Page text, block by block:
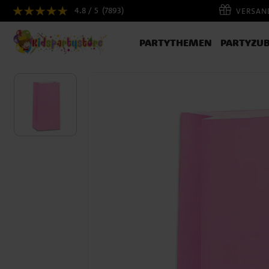
4.8 / 5 (7893)
PARTYTHEMEN